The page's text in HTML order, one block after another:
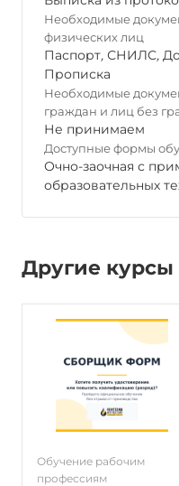
Необходимые
физических лиц
Паспорт, СНИЛС,
Прописка
Необходимые
граждан и лиц без
Не принимаем
Доступные формы
Очно-заочная с
образовательных
Другие
Обучение рабочим
профессиям